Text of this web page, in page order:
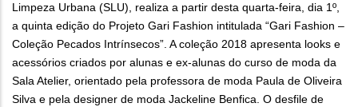
Limpeza Urbana (SLU), realiza a partir desta quarta-feira, dia 1º,
a quinta edição do Projeto Gari Fashion intitulada “Gari Fashion –
Coleção Pecados Intrínsecos”. A coleção 2018 apresenta looks e
acessórios criados por alunas e ex-alunas do curso de moda da
Sala Atelier, orientado pela professora de moda Paula de Oliveira
Silva e pela designer de moda Jackeline Benfica. O desfile de